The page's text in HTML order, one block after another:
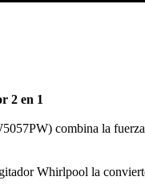
2 en 1
combina la fuerza
Whirlpool la